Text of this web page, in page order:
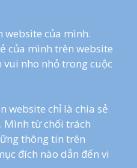
website của mình.
của mình trên website
nho nhỏ trong cuộc
website chỉ là chia sẻ
Mình từ chối trách
thông tin trên
đích nào dẫn đến vi